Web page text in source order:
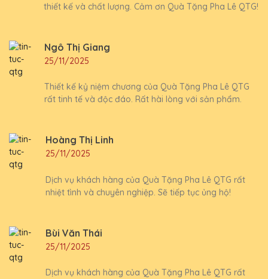
thiết kế và chất lượng. Cảm ơn Quà Tặng Pha Lê QTG!
Ngô Thị Giang
25/11/2025
Thiết kế kỷ niệm chương của Quà Tặng Pha Lê QTG
rất tinh tế và độc đáo. Rất hài lòng với sản phẩm.
Hoàng Thị Linh
25/11/2025
Dịch vụ khách hàng của Quà Tặng Pha Lê QTG rất
nhiệt tình và chuyên nghiệp. Sẽ tiếp tục ủng hộ!
Bùi Văn Thái
25/11/2025
Dịch vụ khách hàng của Quà Tặng Pha Lê QTG rất